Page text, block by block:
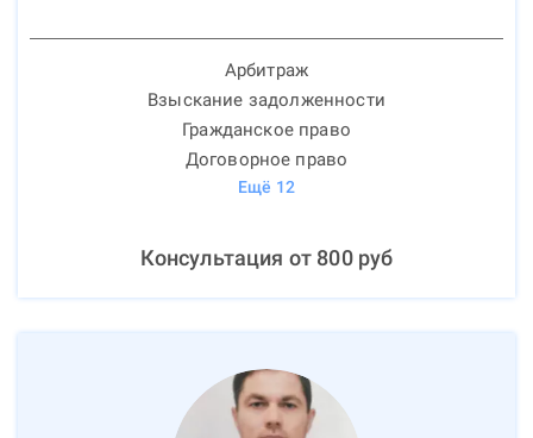
Арбитраж
Взыскание задолженности
Гражданское право
Договорное право
Ещё 12
Консультация от 800руб